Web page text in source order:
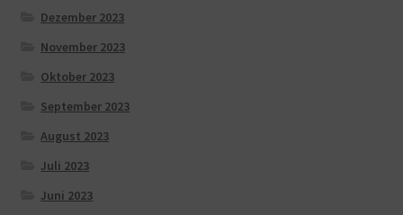
Dezember 2023
November 2023
Oktober 2023
September 2023
August 2023
Juli 2023
Juni 2023